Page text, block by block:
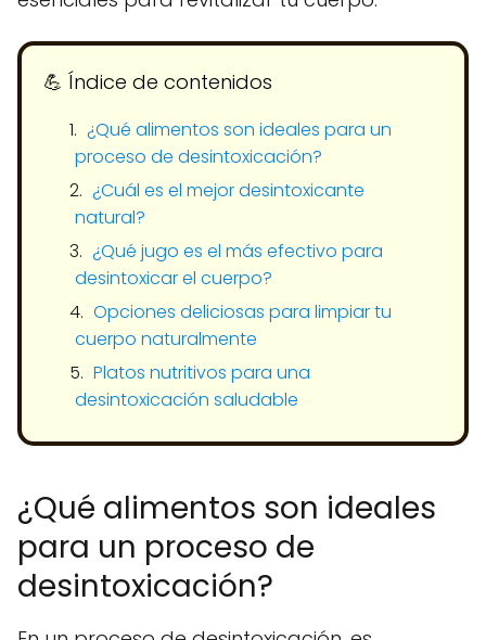
💪​ Índice de contenidos
¿Qué alimentos son ideales para un
proceso de desintoxicación?
¿Cuál es el mejor desintoxicante
natural?
¿Qué jugo es el más efectivo para
desintoxicar el cuerpo?
Opciones deliciosas para limpiar tu
cuerpo naturalmente
Platos nutritivos para una
desintoxicación saludable
¿Qué alimentos son ideales
para un proceso de
desintoxicación?